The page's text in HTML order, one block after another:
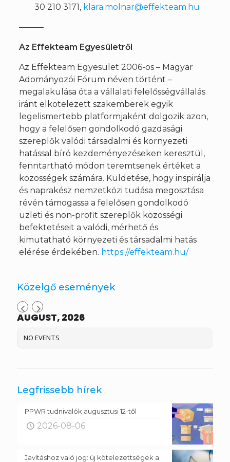
30 210 3171, klara.molnar@effekteam.hu
———
Az Effekteam Egyesületről
Az Effekteam Egyesület 2006-os – Magyar
Adományozói Fórum néven történt –
megalakulása óta a vállalati felelősségvállalás
iránt elkötelezett szakemberek egyik
legelismertebb platformjaként dolgozik azon,
hogy a felelősen gondolkodó gazdasági
szereplők valódi társadalmi és környezeti
hatással bíró kezdeményezéseken keresztül,
fenntartható módon teremtsenek értéket a
közösségek számára. Küldetése, hogy inspirálja
és naprakész nemzetközi tudása megosztása
révén támogassa a felelősen gondolkodó
üzleti és non-profit szereplők közösségi
befektetéseit a valódi, mérhető és
kimutatható környezeti és társadalmi hatás
elérése érdekében. https://effekteam.hu/
Közelgő események
AUGUST, 2026
NO EVENTS
Legfrissebb hírek
PPWR tudnivalók augusztusi 12-től
2026-08-06
Javításhoz való jog: új kötelezettségek a